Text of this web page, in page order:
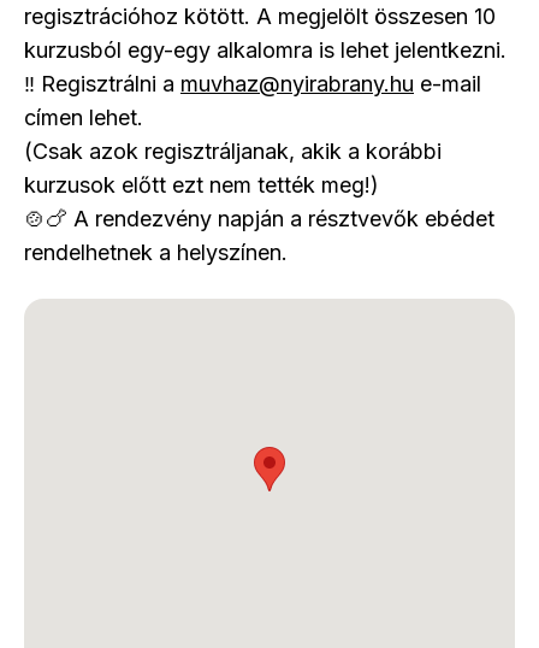
regisztrációhoz kötött. A megjelölt összesen 10
kurzusból egy-egy alkalomra is lehet jelentkezni.
‼️ Regisztrálni a muvhaz@nyirabrany.hu e-mail
címen lehet.
(Csak azok regisztráljanak, akik a korábbi
kurzusok előtt ezt nem tették meg!)
🍲🍗 A rendezvény napján a résztvevők ebédet
rendelhetnek a helyszínen.